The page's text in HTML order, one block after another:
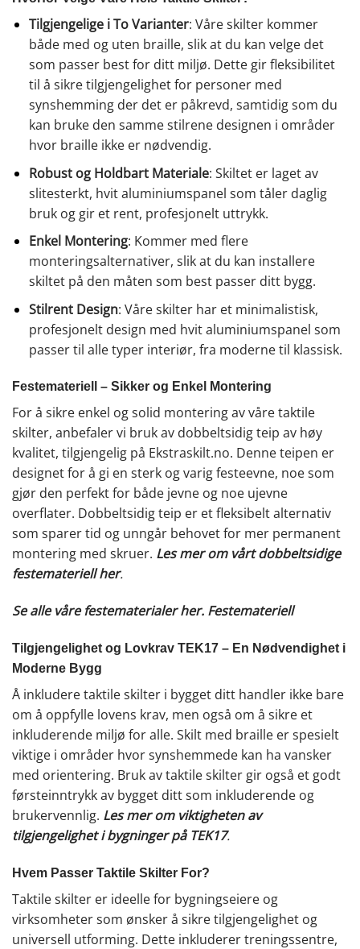
Tilgjengelige i To Varianter: Våre skilter kommer
både med og uten braille, slik at du kan velge det
som passer best for ditt miljø. Dette gir fleksibilitet
til å sikre tilgjengelighet for personer med
synshemming der det er påkrevd, samtidig som du
kan bruke den samme stilrene designen i områder
hvor braille ikke er nødvendig.
Robust og Holdbart Materiale: Skiltet er laget av
slitesterkt, hvit aluminiumspanel som tåler daglig
bruk og gir et rent, profesjonelt uttrykk.
Enkel Montering: Kommer med flere
monteringsalternativer, slik at du kan installere
skiltet på den måten som best passer ditt bygg.
Stilrent Design: Våre skilter har et minimalistisk,
profesjonelt design med hvit aluminiumspanel som
passer til alle typer interiør, fra moderne til klassisk.
Festemateriell – Sikker og Enkel Montering
For å sikre enkel og solid montering av våre taktile
skilter, anbefaler vi bruk av dobbeltsidig teip av høy
kvalitet, tilgjengelig på Ekstraskilt.no. Denne teipen er
designet for å gi en sterk og varig festeevne, noe som
gjør den perfekt for både jevne og noe ujevne
overflater. Dobbeltsidig teip er et fleksibelt alternativ
som sparer tid og unngår behovet for mer permanent
montering med skruer. Les mer om vårt dobbeltsidige
festemateriell her.
Se alle våre festematerialer her. Festemateriell
Tilgjengelighet og Lovkrav TEK17 – En Nødvendighet i
Moderne Bygg
Å inkludere taktile skilter i bygget ditt handler ikke bare
om å oppfylle lovens krav, men også om å sikre et
inkluderende miljø for alle. Skilt med braille er spesielt
viktige i områder hvor synshemmede kan ha vansker
med orientering. Bruk av taktile skilter gir også et godt
førsteinntrykk av bygget ditt som inkluderende og
brukervennlig. Les mer om viktigheten av
tilgjengelighet i bygninger på TEK17.
Hvem Passer Taktile Skilter For?
Taktile skilter er ideelle for bygningseiere og
virksomheter som ønsker å sikre tilgjengelighet og
universell utforming. Dette inkluderer treningssentre,